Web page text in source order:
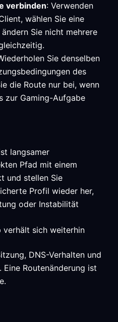
verbinden: Verwenden
wählen Sie eine
Sie nicht mehrere
Sie denselben
des
die Route nur bei, wenn
zur Gaming-Aufgabe
langsamer
Pfad mit einem
und stellen Sie
Profil wieder her,
oder Instabilität
verhält sich weiterhin
DNS-Verhalten und
Routenänderung ist